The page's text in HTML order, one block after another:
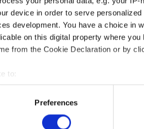
device in order to serve
development. You have a choice in
on this digital property where
from the Cookie Declaration or by
to:
your geographical location which
actively scanning it for specific
personal data is processed and set
Preferences
sich